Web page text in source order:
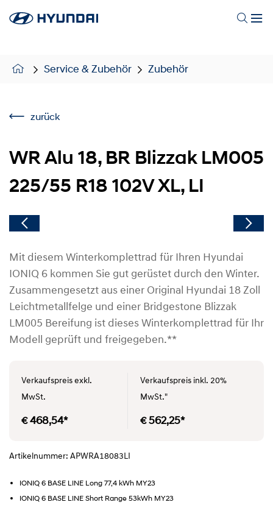
Service & Zubehör Zubehör
zurück
WR Alu 18, BR Blizzak LM005
225/55 R18 102V XL, LI
Mit diesem Winterkomplettrad für Ihren Hyundai
IONIQ 6 kommen Sie gut gerüstet durch den Winter.
Zusammengesetzt aus einer Original Hyundai 18 Zoll
Leichtmetallfelge und einer Bridgestone Blizzak
LM005 Bereifung ist dieses Winterkomplettrad für Ihr
Modell geprüft und freigegeben.**
Verkaufspreis exkl.
MwSt.
€ 468,54*
Verkaufspreis inkl. 20%
MwSt."
€ 562,25*
Artikelnummer: APWRA18083LI
IONIQ 6 BASE LINE Long 77,4 kWh MY23
IONIQ 6 BASE LINE Short Range 53kWh MY23